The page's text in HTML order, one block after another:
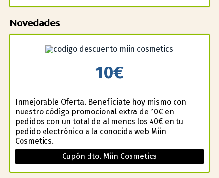
Novedades
10€
Inmejorable Oferta. Benefíciate hoy mismo con
nuestro código promocional extra de 10€ en
pedidos con un total de al menos los 40€ en tu
pedido electrónico a la conocida web Miin
Cosmetics.
Cupón dto. Miin Cosmetics